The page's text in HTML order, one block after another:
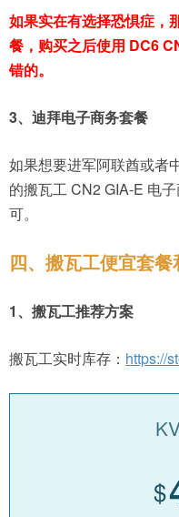
如果实在有选择恐惧症，
餐，购买之后使用 DC6
错的。
3、迪拜电子商务套餐
如果想要进军阿联酋或者
的搬瓦工 CN2 GIA-E 电
可。
四、搬瓦工便宜套
1、搬瓦工推荐方案
搬瓦工实时库存： https://
$